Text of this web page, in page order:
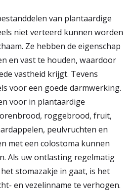
van plantaardige
niet verteerd kunnen worden
Ze hebben de eigenschap
en vast te houden, waardoor
vastheid krijgt. Tevens
voor een goede darmwerking.
voor in plantaardige
roggebrood, fruit,
peulvruchten en
met een colostoma kunnen
Als uw ontlasting regelmatig
stomazakje in gaat, is het
en vezelinname te verhogen.